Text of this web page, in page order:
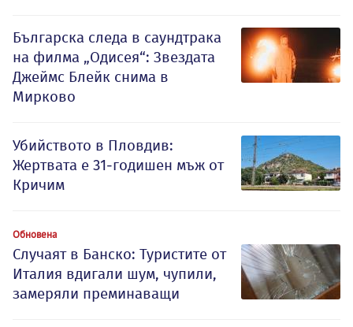
Българска следа в саундтрака
на филма „Одисея“: Звездата
Джеймс Блейк снима в
Мирково
Убийството в Пловдив:
Жертвата е 31-годишен мъж от
Кричим
Обновена
Случаят в Банско: Туристите от
Италия вдигали шум, чупили,
замеряли преминаващи